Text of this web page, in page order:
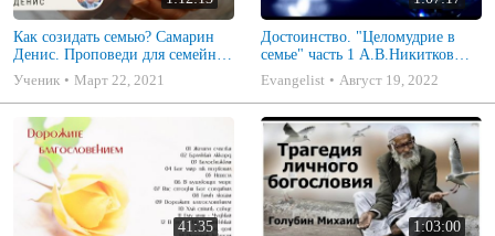
Как созидать семью? Самарин
Денис. Проповеди для семейных
МСЦ ЕХБ
Ученик Март 22, 2021
Достоинство. "Целомудрие в
семье" часть 1 А.В.Никитков
Беседа для семейных МСЦ ЕХБ
Evangelist Август 19, 2022
41:35 1:03:00